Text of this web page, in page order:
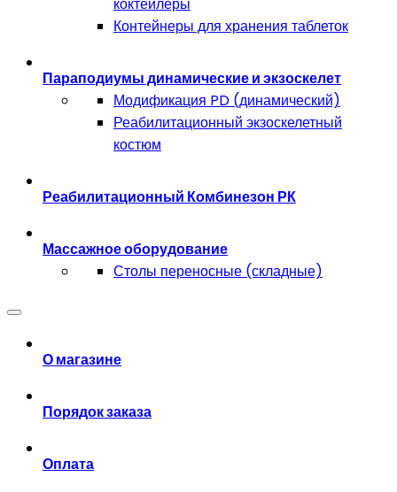
Контейнеры для хранения таблеток
Параподиумы динамические и экзоскелет
Модификация PD (динамический)
Реабилитационный экзоскелетный
костюм
Реабилитационный Комбинезон РК
Массажное оборудование
Столы переносные (складные)
О магазине
Порядок заказа
Оплата